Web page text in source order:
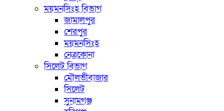
ময়মনসিংহ বিভাগ
জামালপুর
শেরপুর
ময়মনসিংহ
নেত্রকোনা
সিলেট বিভাগ
মৌলভীবাজার
সিলেট
সুনামগঞ্জ